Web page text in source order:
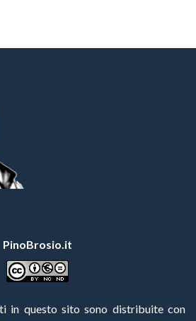
PinoBrosio.it
in questo sito sono distribuite con